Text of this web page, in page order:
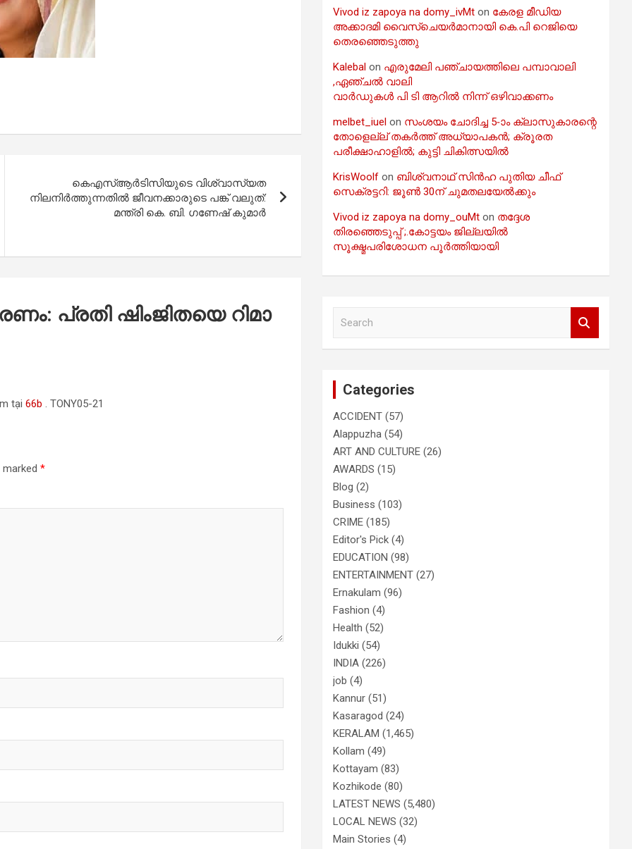
കെഎസ്ആർടിസിയുടെ വിശ്വാസ്യത
നിലനിർത്തുന്നതിൽ ജീവനക്കാരുടെ പങ്ക് വലുത്:
മന്ത്രി കെ. ബി. ഗണേഷ് കുമാർ
പ്രതി ഷിം​ജി​ത​യെ റി​മാ​
tại 66b . TONY05-21
marked *
Vivod iz zapoya na domy_ivMt on കേരള മീഡിയ
അക്കാദമി വൈസ്ചെയർമാനായി കെ.പി റെജിയെ
തെരഞ്ഞെടുത്തു
Kalebal on എരുമേലി പഞ്ചായത്തിലെ പമ്പാവാലി
,ഏഞ്ചൽ വാലി
വാർഡുകൾ പി ടി ആറിൽ നിന്ന് ഒഴിവാക്കണം
melbet_iuel on സംശയം ചോദിച്ച 5-ാം ക്ലാസുകാരന്റെ
തോളെല്ല് തകർത്ത് അധ്യാപകൻ; ക്രൂരത
പരീക്ഷാഹാളിൽ; കുട്ടി ചികിത്സയിൽ
KrisWoolf on ബിശ്വനാഥ് സിൻഹ പുതിയ ചീഫ്
സെക്രട്ടറി: ജൂൺ 30ന് ചുമതലയേൽക്കും
Vivod iz zapoya na domy_ouMt on തദ്ദേശ
തിരഞ്ഞെടുപ്പ് ;.കോട്ടയം ജില്ലയിൽ
സൂക്ഷ്മപരിശോധന പൂർത്തിയായി
Categories
ACCIDENT (57)
Alappuzha (54)
ART AND CULTURE (26)
AWARDS (15)
Blog (2)
Business (103)
CRIME (185)
Editor's Pick (4)
EDUCATION (98)
ENTERTAINMENT (27)
Ernakulam (96)
Fashion (4)
Health (52)
Idukki (54)
INDIA (226)
job (4)
Kannur (51)
Kasaragod (24)
KERALAM (1,465)
Kollam (49)
Kottayam (83)
Kozhikode (80)
LATEST NEWS (5,480)
LOCAL NEWS (32)
Main Stories (4)